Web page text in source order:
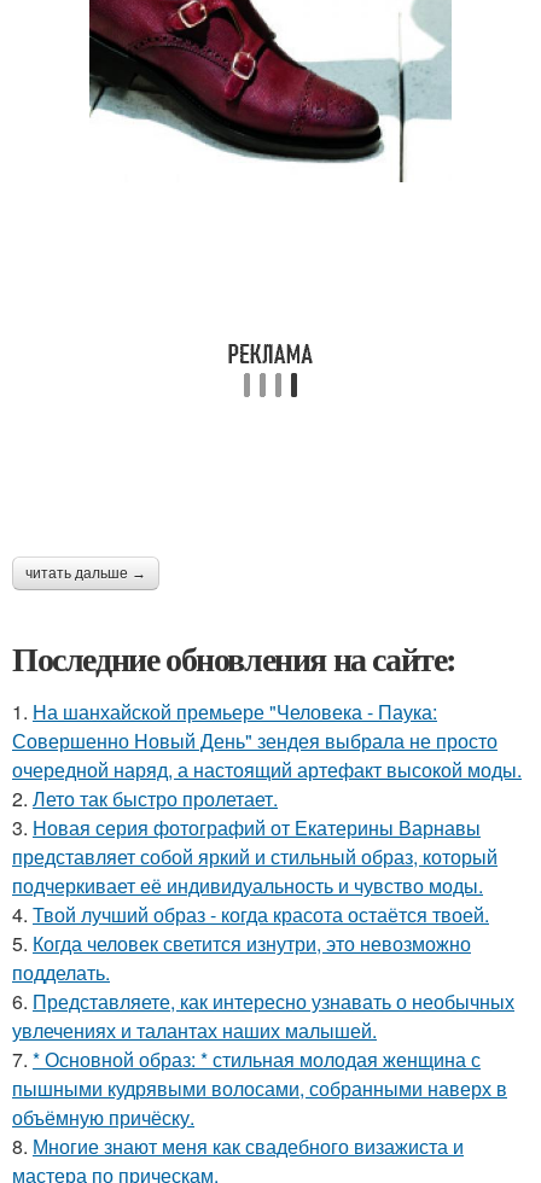
читать дальше →
Последние обновления на сайте:
1. На шанхайской премьере "Человека - Паука:
Совершенно Новый День" зендея выбрала не просто
очередной наряд, а настоящий артефакт высокой моды.
2. Лето так быстро пролетает.
3. Новая серия фотографий от Екатерины Варнавы
представляет собой яркий и стильный образ, который
подчеркивает её индивидуальность и чувство моды.
4. Твой лучший образ - когда красота остаётся твоей.
5. Когда человек светится изнутри, это невозможно
подделать.
6. Представляете, как интересно узнавать о необычных
увлечениях и талантах наших малышей.
7. * Основной образ: * стильная молодая женщина с
пышными кудрявыми волосами, собранными наверх в
объёмную причёску.
8. Многие знают меня как свадебного визажиста и
мастера по прическам.